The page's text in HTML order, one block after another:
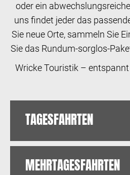
oder ein
uns findet jeder das
Sie neue Orte, sammeln Sie
Sie das Rundum-sorglos-
Wricke Touristik – entspannt
TAGESFAHRTEN
MEHRTAGESFAHRTEN